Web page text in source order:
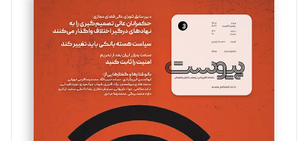
سروش کرمیان
تحریریه
مینا پاکدل